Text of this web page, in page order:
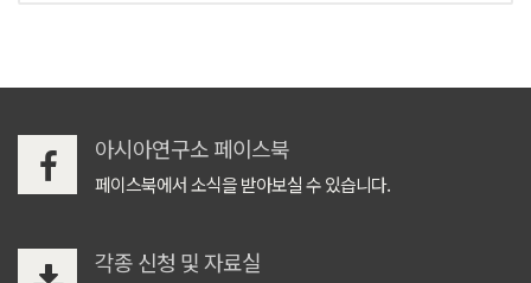
아시아연구소 페이스북
페이스북에서 소식을 받아보실 수 있습니다.
각종 신청 및 자료실